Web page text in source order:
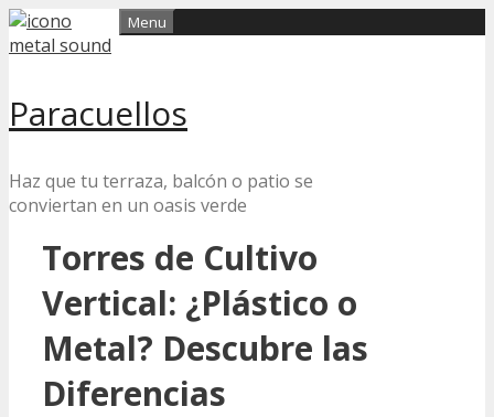
Skip
to
Paracuellos
Haz que tu terraza, balcón o patio se
conviertan en un oasis verde
Menu
Torres de Cultivo
Vertical: ¿Plástico o
Metal? Descubre las
Diferencias